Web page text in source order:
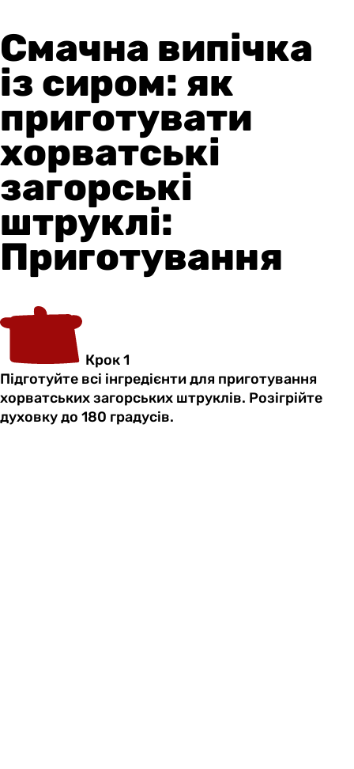
Смачна випічка
із сиром: як
приготувати
хорватські
загорські
штруклі:
Приготування
Крок 1
Підготуйте всі інгредієнти для приготування
хорватських загорських штруклів. Розігрійте
духовку до 180 градусів.